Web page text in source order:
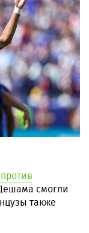
смогли
также